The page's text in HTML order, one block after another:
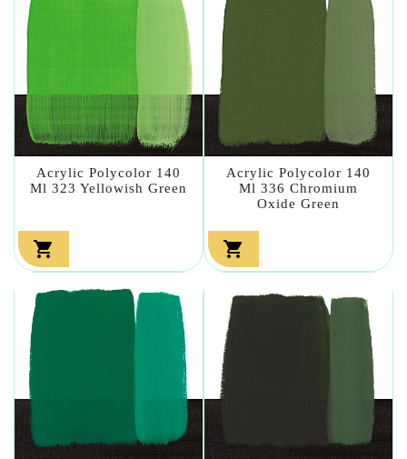
Acrylic Polycolor 140
Ml 323 Yellowish Green

Acrylic Polycolor 140
Ml 336 Chromium
Oxide Green
